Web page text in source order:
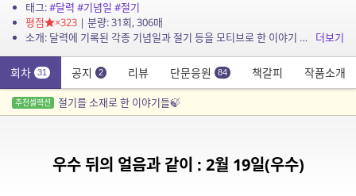
태그:#달력 #기념일 #절기
평점
×323| 분량: 31회, 306매
소개: 달력에 기록된 각종 기념일과 절기 등을 모티브로 한 이야기 모음.
더보기
회차 31 공지 2 리뷰 단문응원 84 책갈피 작품소개
추천셀렉션 절기를 소재로 한 이야기들🍃
우수 뒤의 얼음과 같이 : 2월 19일(우수)